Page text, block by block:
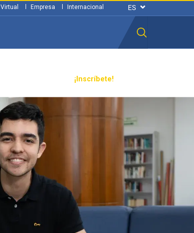
¡Inscríbete!
Virtual Empresa Internacional